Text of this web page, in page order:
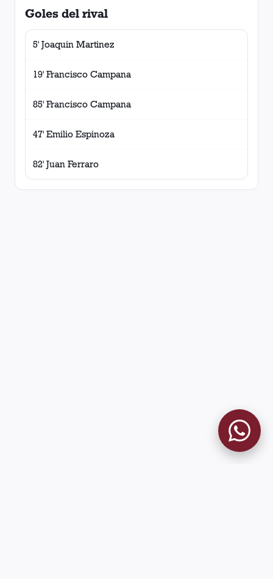
Goles del rival
5' Joaquin Martinez
19' Francisco Campana
85' Francisco Campana
47' Emilio Espinoza
82' Juan Ferraro